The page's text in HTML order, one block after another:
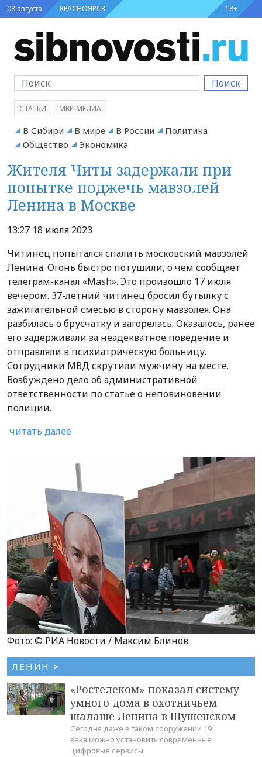
08 августа КРАСНОЯРСК 18+
Поиск
СТАТЬИ МКР-МЕДИА
В Сибири В мире В России
Политика
Общество
Экономика
Жителя Читы задержали при
попытке поджечь мавзолей
Ленина в Москве
13:27 18 июля 2023
Читинец попытался спалить московский мавзолей
Ленина. Огонь быстро потушили, о чем сообщает
телеграм-канал «Mash». Это произошло 17 июля
вечером. 37-летний читинец бросил бутылку с
зажигательной смесью в сторону мавзолея. Она
разбилась о брусчатку и загорелась. Оказалось, ранее
его задерживали за неадекватное поведение и
отправляли в психиатрическую больницу.
Сотрудники МВД скрутили мужчину на месте.
Возбуждено дело об административной
ответственности по статье о неповиновении
полиции.
читать далее
Фото: © РИА Новости / Максим Блинов
ЛЕНИН >
«Ростелеком» показал систему
умного дома в охотничьем
шалаше Ленина в Шушенском
Сегодня даже в таком сооружении 19
века можно установить современные
цифровые сервисы